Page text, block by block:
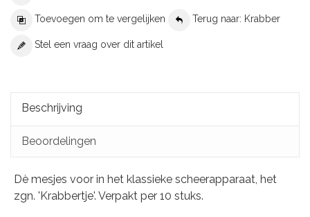
Toevoegen om te vergelijken Terug naar: Krabber
Stel een vraag over dit artikel
Beschrijving
Beoordelingen
Dè mesjes voor in het klassieke scheerapparaat, het
zgn. 'Krabbertje'. Verpakt per 10 stuks.